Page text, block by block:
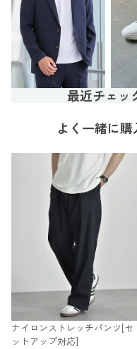
最近チェッ
よく一緒に
ナイロンストレッチパンツ[セ
ットアップ対応]